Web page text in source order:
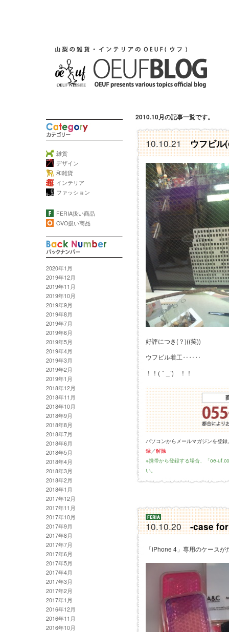
雑貨
デザイン
和雑貨
インテリア
ファッション
FERIA扱い商品
OVO扱い商品
2020年1月
2019年12月
2019年11月
2019年10月
2019年9月
2019年8月
2019年7月
2019年6月
2019年5月
2019年4月
2019年3月
2019年2月
2019年1月
2018年12月
2018年11月
2018年10月
2018年9月
2018年8月
2018年7月
2018年6月
2018年5月
2018年4月
2018年3月
2018年2月
2018年1月
2017年12月
2017年11月
2017年10月
2017年9月
2017年8月
2017年7月
2017年6月
2017年5月
2017年4月
2017年3月
2017年2月
2017年1月
2016年12月
2016年11月
2016年10月
2010.10月の記事一覧です。
10.10.21ウフビ
好評につき(？)((笑))
ウフビル着工‥‥‥
！！(｀_´)ゞ！！
パソコンからメールマガジンを登
録／解除
※携帯から登録する場合、「oe-
い。
10.10.20-case
「iPhone 4」専用のケース